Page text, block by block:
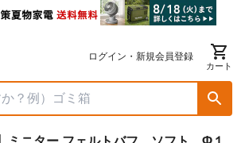
ログイン・新規会員登録
カート